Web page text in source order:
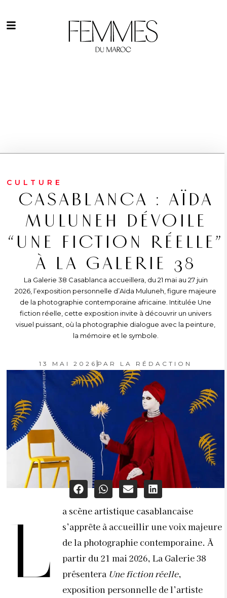
CULTURE
CASABLANCA : AÏDA
MULUNEH DÉVOILE
“UNE FICTION RÉELLE”
À LA GALERIE 38
La Galerie 38 Casablanca accueillera, du 21 mai au 27 juin
2026, l’exposition personnelle d’Aïda Muluneh, figure majeure
de la photographie contemporaine africaine. Intitulée Une
fiction réelle, cette exposition invite à découvrir un univers
visuel puissant, où la photographie dialogue avec la peinture,
la mémoire et le symbole.
13 MAI 2026 PAR LA RÉDACTION
L
a scène artistique casablancaise
s’apprête à accueillir une voix majeure
de la photographie contemporaine. À
partir du 21 mai 2026, La Galerie 38
présentera Une fiction réelle,
exposition personnelle de l’artiste